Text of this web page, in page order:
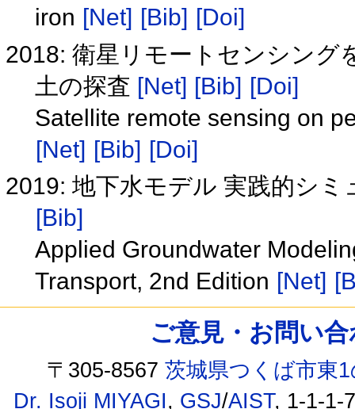
iron [Net] [Bib] [Doi]
2018: 衛星リモートセンシング
土の探査 [Net] [Bib] [Doi]
Satellite remote sensing on
[Net] [Bib] [Doi]
2019: 地下水モデル 実践的シ
[Bib]
Applied Groundwater
Transport, 2nd Edition [Net]
ご意見・お問い
〒305-8567茨城県つくば市東
Dr. Isoji MIYAGI, GSJ/AIST, 1-1-1-